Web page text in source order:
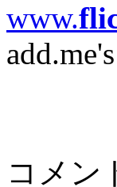
www.
add.me's
コメン